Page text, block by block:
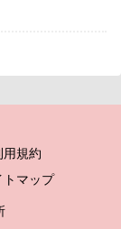
用規約
トマップ